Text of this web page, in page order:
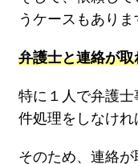
うケースもありま
弁護士と連絡が
特に１人で弁護
件処理をしなけれ
そのため、連絡が